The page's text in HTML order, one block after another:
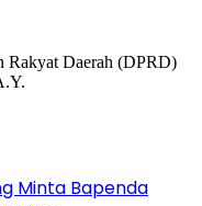
Minta Bapenda